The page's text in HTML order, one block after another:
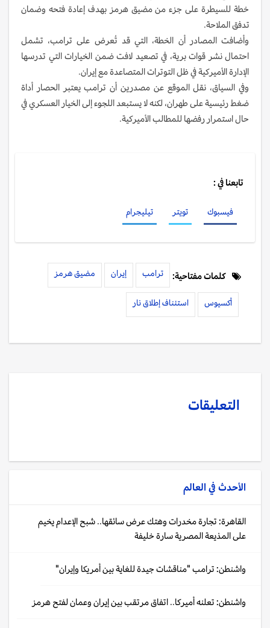
خطة للسيطرة على جزء من مضيق هرمز بهدف إعادة فتحه وضمان
تدفق الملاحة.
وأضافت المصادر أن الخطة، التي قد تُعرض على ترامب، تشمل
احتمال نشر قوات برية، في تصعيد لافت ضمن الخيارات التي تدرسها
الإدارة الأميركية في ظل التوترات المتصاعدة مع إيران.
وفي السياق، نقل الموقع عن مصدرين أن ترامب يعتبر الحصار أداة
ضغط رئيسية على طهران، لكنه لا يستبعد اللجوء إلى الخيار العسكري في
حال استمرار رفضها للمطالب الأميركية.
تابعنا في :
فيسبوك تويتر تيليجرام
كلمات مفتاحية: ترامب إيران مضيق هرمز
أكسيوس استئناف إطلاق نار
التعليقات
الأحدث في العالم
القاهرة: تجارة مخدرات وهتك عرض سائقها.. شبح الإعدام يخيم
على المذيعة المصرية سارة خليفة
واشنطن: ترامب "مناقشات جيدة للغاية بين أمريكا وإيران"
واشنطن: تعلنه أميركا.. اتفاق مرتقب بين إيران وعمان لفتح هرمز